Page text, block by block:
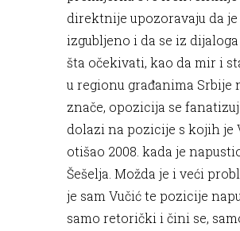
direktnije upozoravaju da je
izgubljeno i da se iz
šta očekivati, kao da mir i
u regionu građanima Srbije
znače, opozicija se
dolazi na pozicije s kojih je
otišao 2008. kada je
Šešelja. Možda je i veći
je sam Vučić te pozicije
samo retorički i čini se,